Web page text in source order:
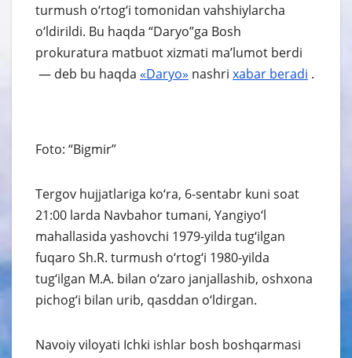
turmush o‘rtog‘i tomonidan vahshiylarcha
o‘ldirildi. Bu haqda “Daryo”ga Bosh
prokuratura matbuot xizmati ma’lumot berdi
— deb bu haqda «Daryo» nashri xabar beradi .
Foto: “Bigmir”
Tergov hujjatlariga ko‘ra, 6-sentabr kuni soat
21:00 larda Navbahor tumani, Yangiyo‘l
mahallasida yashovchi 1979-yilda tug‘ilgan
fuqaro Sh.R. turmush o‘rtog‘i 1980-yilda
tug‘ilgan M.A. bilan o‘zaro janjallashib, oshxona
pichog‘i bilan urib, qasddan o‘ldirgan.
Navoiy viloyati Ichki ishlar bosh boshqarmasi